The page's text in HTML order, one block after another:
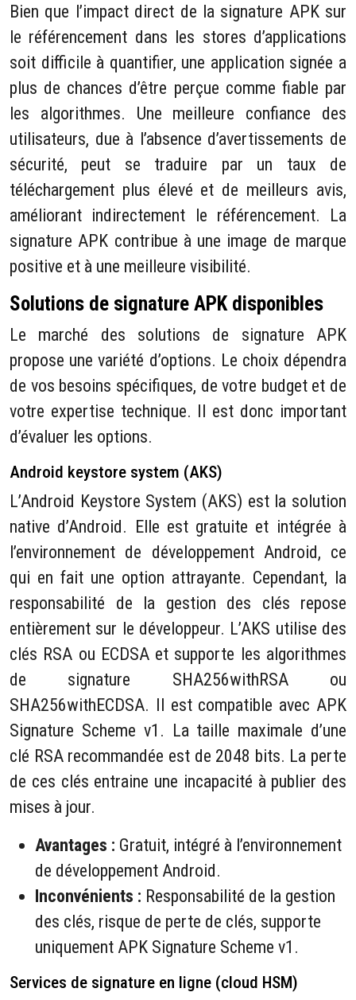
Bien que l’impact direct de la signature APK sur
le référencement dans les stores d’applications
soit difficile à quantifier, une application signée a
plus de chances d’être perçue comme fiable par
les algorithmes. Une meilleure confiance des
utilisateurs, due à l’absence d’avertissements de
sécurité, peut se traduire par un taux de
téléchargement plus élevé et de meilleurs avis,
améliorant indirectement le référencement. La
signature APK contribue à une image de marque
positive et à une meilleure visibilité.
Solutions de signature APK disponibles
Le marché des solutions de signature APK
propose une variété d’options. Le choix dépendra
de vos besoins spécifiques, de votre budget et de
votre expertise technique. Il est donc important
d’évaluer les options.
Android keystore system (AKS)
L’Android Keystore System (AKS) est la solution
native d’Android. Elle est gratuite et intégrée à
l’environnement de développement Android, ce
qui en fait une option attrayante. Cependant, la
responsabilité de la gestion des clés repose
entièrement sur le développeur. L’AKS utilise des
clés RSA ou ECDSA et supporte les algorithmes
de signature SHA256withRSA ou
SHA256withECDSA. Il est compatible avec APK
Signature Scheme v1. La taille maximale d’une
clé RSA recommandée est de 2048 bits. La perte
de ces clés entraine une incapacité à publier des
mises à jour.
Avantages : Gratuit, intégré à l’environnement
de développement Android.
Inconvénients : Responsabilité de la gestion
des clés, risque de perte de clés, supporte
uniquement APK Signature Scheme v1.
Services de signature en ligne (cloud HSM)